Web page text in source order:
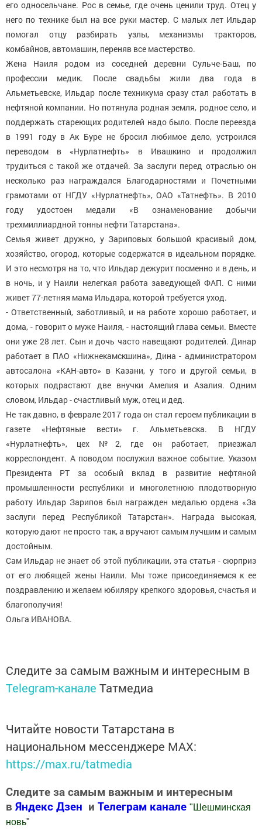
его односельчане. Рос в семье, где очень ценили труд. Отец у
него по технике был на все руки мастер. С малых лет Ильдар
помогал отцу разбирать узлы, механизмы тракторов,
комбайнов, автомашин, переняв все мастерство.
Жена Наиля родом из соседней деревни Сульче-Баш, по
профессии медик. После свадьбы жили два года в
Альметьевске, Ильдар после техникума сразу стал работать в
нефтяной компании. Но потянула родная земля, родное село, и
поддержать стареющих родителей надо было. После переезда
в 1991 году в Ак Буре не бросил любимое дело, устроился
переводом в «Нурлатнефть» в Ивашкино и продолжил
трудиться с такой же отдачей. За заслуги перед отраслью он
несколько раз награждался Благодарностями и Почетными
грамотами от НГДУ «Нурлатнефть», ОАО «Татнефть». В 2010
году удостоен медали «В ознаменование добычи
трехмиллиардной тонны нефти Татарстана».
Семья живет дружно, у Зариповых большой красивый дом,
хозяйство, огород, которые содержатся в идеальном порядке.
И это несмотря на то, что Ильдар дежурит посменно и в день, и
в ночь, и у Наили нелегкая работа заведующей ФАП. С ними
живет 77-летняя мама Ильдара, которой требуется уход.
- Ответственный, заботливый, и на работе хорошо работает, и
дома, - говорит о муже Наиля, - настоящий глава семьи. Вместе
они уже 28 лет. Сын и дочь часто навещают родителей. Динар
работает в ПАО «Нижнекамскшина», Дина - администратором
автосалона «КАН-авто» в Казани, у того и другой семьи, в
которых подрастают две внучки Амелия и Азалия. Одним
словом, Ильдар - счастливый муж, отец и дед.
Не так давно, в феврале 2017 года он стал героем публикации в
газете «Нефтяные вести» г. Альметьевска. В НГДУ
«Нурлатнефть», цех №2, где он работает, приезжал
корреспондент. А поводом послужил важное событие. Указом
Президента РТ за особый вклад в развитие нефтяной
промышленности республики и многолетнюю плодотворную
работу Ильдар Зарипов был награжден медалью ордена «За
заслуги перед Республикой Татарстан». Награда высокая,
которую дают не просто так, а вручают самым лучшим и самым
достойным.
Сам Ильдар не знает об этой публикации, эта статья - сюрприз
от его любящей жены Наили. Мы тоже присоединяемся к ее
поздравлению и желаем юбиляру крепкого здоровья, счастья и
благополучия!
Ольга ИВАНОВА.
Следите за самым важным и интересным в
Telegram-канале Татмедиа
Читайте новости Татарстана в
национальном мессенджере MАХ:
https://max.ru/tatmedia
Следите за самым важным и интересным
в Яндекс Дзен и Телеграм канале " Шешминская
новь"